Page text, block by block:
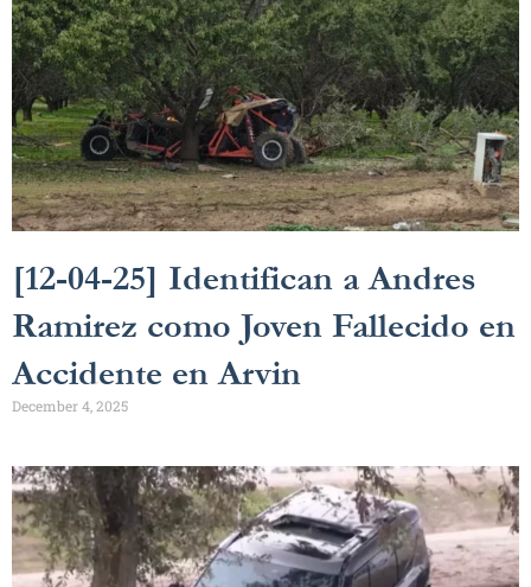
[12-04-25] Identifican a Andres
Ramirez como Joven Fallecido en
Accidente en Arvin
December 4, 2025